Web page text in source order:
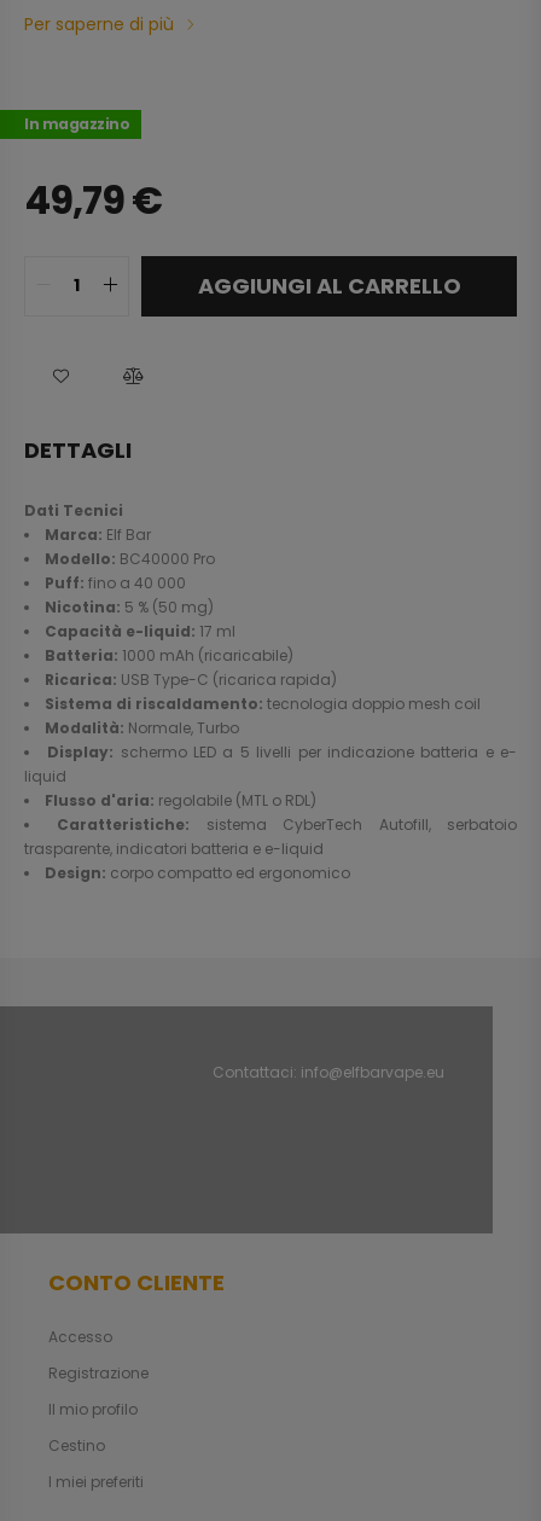
Per saperne di più
In magazzino
49,79€
AGGIUNGI AL CARRELLO
DETTAGLI
Dati Tecnici
Marca: Elf Bar
Modello: BC40000 Pro
Puff: fino a 40 000
Nicotina: 5 % (50 mg)
Capacità e-liquid: 17 ml
Batteria: 1000 mAh (ricaricabile)
Ricarica: USB Type-C (ricarica rapida)
Sistema di riscaldamento: tecnologia doppio mesh coil
Modalità: Normale, Turbo
Display: schermo LED a 5 livelli per indicazione batteria e e-
liquid
Flusso d'aria: regolabile (MTL o RDL)
Caratteristiche: sistema CyberTech Autofill, serbatoio
trasparente, indicatori batteria e e-liquid
Design: corpo compatto ed ergonomico
Contattaci: info@elfbarvape.eu
CONTO CLIENTE
Accesso
Registrazione
Il mio profilo
Cestino
I miei preferiti